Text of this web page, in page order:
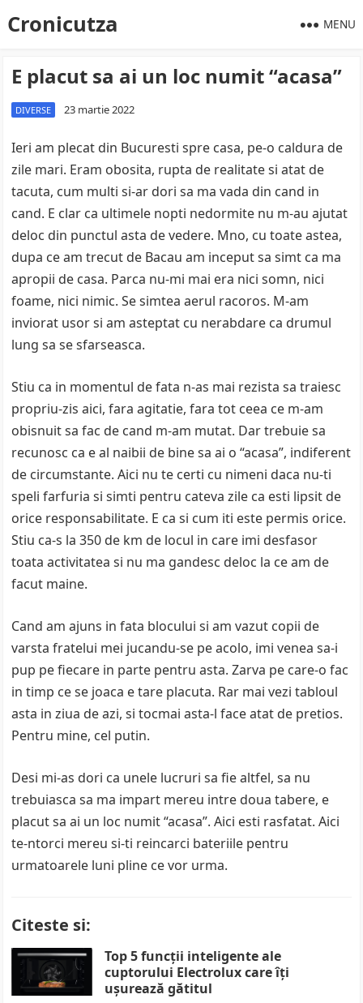
Cronicutza MENU
E placut sa ai un loc numit “acasa”
DIVERSE 23 martie 2022
Ieri am plecat din Bucuresti spre casa, pe-o caldura de
zile mari. Eram obosita, rupta de realitate si atat de
tacuta, cum multi si-ar dori sa ma vada din cand in
cand. E clar ca ultimele nopti nedormite nu m-au ajutat
deloc din punctul asta de vedere. Mno, cu toate astea,
dupa ce am trecut de Bacau am inceput sa simt ca ma
apropii de casa. Parca nu-mi mai era nici somn, nici
foame, nici nimic. Se simtea aerul racoros. M-am
inviorat usor si am asteptat cu nerabdare ca drumul
lung sa se sfarseasca.
Stiu ca in momentul de fata n-as mai rezista sa traiesc
propriu-zis aici, fara agitatie, fara tot ceea ce m-am
obisnuit sa fac de cand m-am mutat. Dar trebuie sa
recunosc ca e al naibii de bine sa ai o “acasa”, indiferent
de circumstante. Aici nu te certi cu nimeni daca nu-ti
speli farfuria si simti pentru cateva zile ca esti lipsit de
orice responsabilitate. E ca si cum iti este permis orice.
Stiu ca-s la 350 de km de locul in care imi desfasor
toata activitatea si nu ma gandesc deloc la ce am de
facut maine.
Cand am ajuns in fata blocului si am vazut copii de
varsta fratelui mei jucandu-se pe acolo, imi venea sa-i
pup pe fiecare in parte pentru asta. Zarva pe care-o fac
in timp ce se joaca e tare placuta. Rar mai vezi tabloul
asta in ziua de azi, si tocmai asta-l face atat de pretios.
Pentru mine, cel putin.
Desi mi-as dori ca unele lucruri sa fie altfel, sa nu
trebuiasca sa ma impart mereu intre doua tabere, e
placut sa ai un loc numit “acasa”. Aici esti rasfatat. Aici
te-ntorci mereu si-ti reincarci bateriile pentru
urmatoarele luni pline ce vor urma.
Citeste si:
Top 5 funcții inteligente ale
cuptorului Electrolux care îți
ușurează gătitul